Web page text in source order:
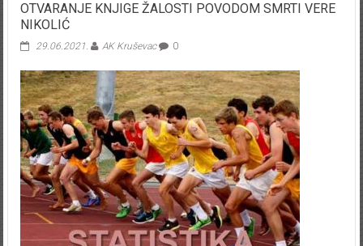
OTVARANJE KNJIGE ŽALOSTI POVODOM SMRTI VERE
NIKOLIĆ
29.06.2021. AK Kruševac 0